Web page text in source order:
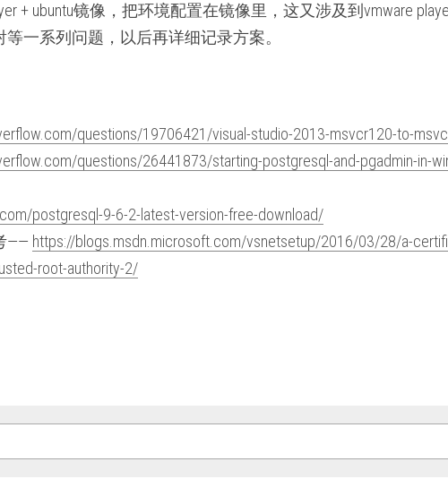
+ ubuntu镜像，把环境配置在镜像里，这又涉及到vmware
一系列问题，以后再详细记录方案。
questions/19706421/visual-studio-2013-msvcr120-to-
questions/26441873/starting-postgresql-and-pgadmin-in-
postgresql-9-6-2-latest-version-free-download/
—— https://blogs.msdn.microsoft.com/vsnetsetup/2016/03/28/a-
root-authority-2/